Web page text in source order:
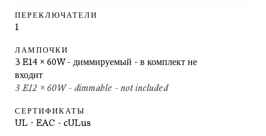
ПЕРЕКЛЮЧАТЕЛИ
1
ЛАМПОЧКИ
3 E14 x 60W - диммируемый - в комплект не
входит
3 E12 x 60W - dimmable - not included
СЕРТИФИКАТЫ
UL - EAC - cULus